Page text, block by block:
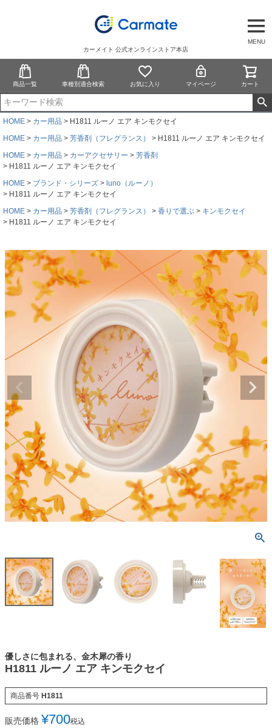
MENU
カーメイト 公式オンラインストア本店
商品一覧 車種別適合検索 お気に入り マイページ カート
HOME カー用品
H1811 ルーノ エア キンモクセイ
HOME
カー用品 芳香剤（フレグランス）
H1811 ルーノ エア キンモクセイ
HOME
カー用品 カーアクセサリー
芳香剤
H1811 ルーノ エア キンモクセイ
HOME
ブランド・シリーズ
luno（ルーノ）
H1811 ルーノ エア キンモクセイ
HOME
カー用品 芳香剤（フレグランス） 香りで選ぶ
キンモクセイ
H1811 ルーノ エア キンモクセイ
優しさに包まれる、金木犀の香り
H1811 ルーノ エア キンモクセイ
商品番号 H1811
販売価格 ¥700税込